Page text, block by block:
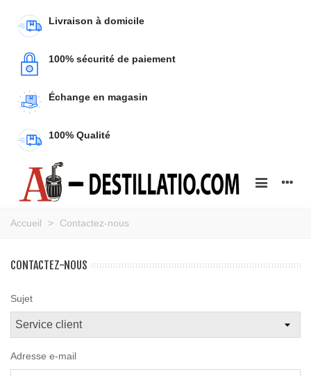
Livraison à domicile
100% sécurité de paiement
Échange en magasin
100% Qualité
Accueil > Contactez-nous
CONTACTEZ-NOUS
Sujet
Adresse e-mail